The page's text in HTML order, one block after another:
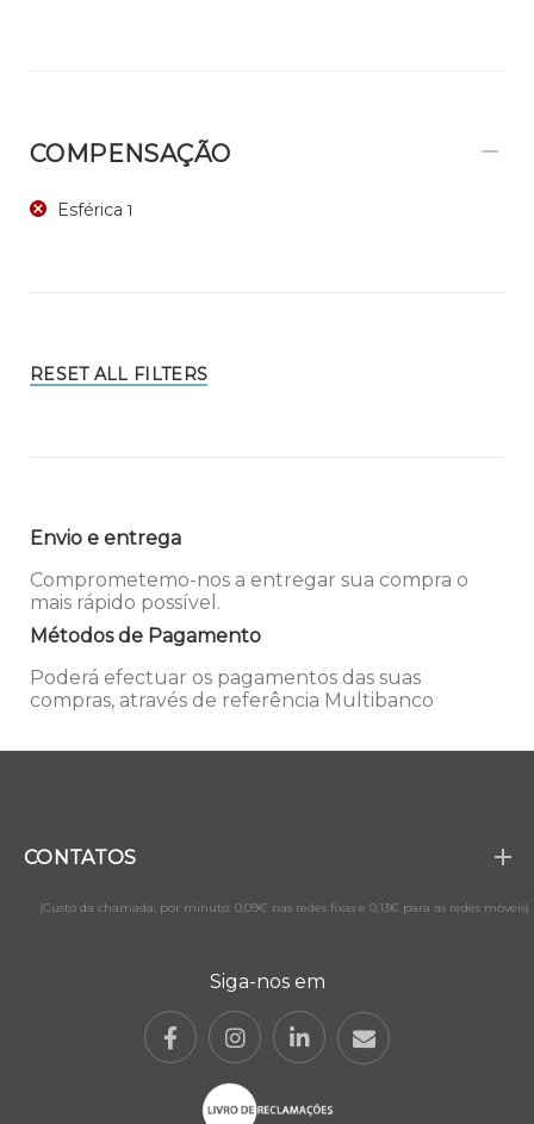
COMPENSAÇÃO
Esférica 1
RESET ALL FILTERS
Envio e entrega
Comprometemo-nos a entregar sua compra o
mais rápido possível.
Métodos de Pagamento
Poderá efectuar os pagamentos das suas
compras, através de referência Multibanco
CONTATOS
(Custo da chamada, por minuto: 0,09€ nas redes fixas e 0,13€ para as redes móveis)
Siga-nos em